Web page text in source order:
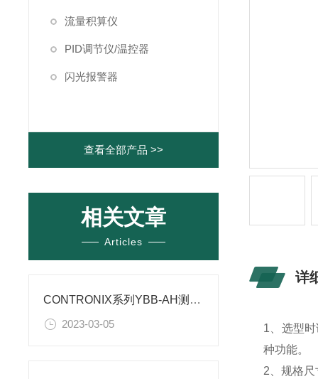
流量积算仪
PID调节仪/温控器
闪光报警器
查看全部产品 >>
相关文章
Articles
CONTRONIX系列YBB-AH测力仪表CHB-AH仪表如何调校
2023-03-05
详
1、选型
种功能。
2、规格